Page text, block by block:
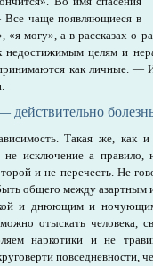
Все чаще появляющиеся в
«я могу», а в рассказах
целям и
как личные. —
действительно
Такая же, как и
исключение а правило,
и не перечесть. Не
общего между азартным
и днюющим и
отыскать человека,
наркотики и не
повседневности,